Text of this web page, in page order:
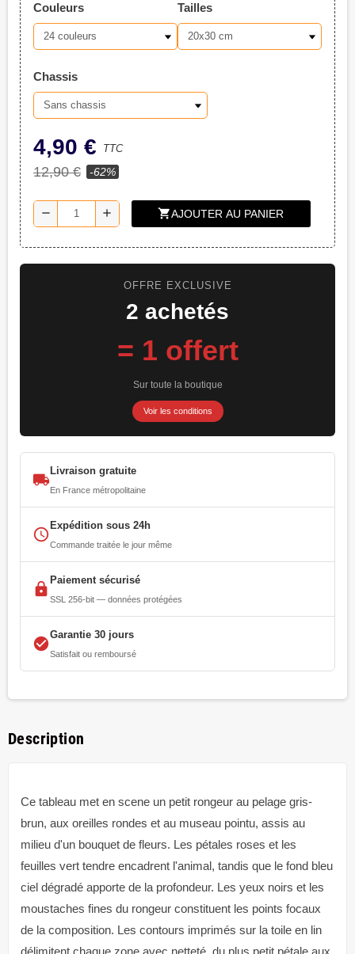
Couleurs Tailles
Chassis
4,90 € TTC
12,90 € -62%
remove add shopping_cartAJOUTER AU PANIER
OFFRE EXCLUSIVE
2 achetés
= 1 offert
Sur toute la boutique
Voir les conditions
local_shipping
Livraison gratuite
En France métropolitaine
access_time
Expédition sous 24h
Commande traitée le jour même
lock
Paiement sécurisé
SSL 256-bit — données protégées
check_circle
Garantie 30 jours
Satisfait ou remboursé
Description
Ce tableau met en scene un petit rongeur au pelage gris-
brun, aux oreilles rondes et au museau pointu, assis au
milieu d'un bouquet de fleurs. Les pétales roses et les
feuilles vert tendre encadrent l'animal, tandis que le fond bleu
ciel dégradé apporte de la profondeur. Les yeux noirs et les
moustaches fines du rongeur constituent les points focaux
de la composition. Les contours imprimés sur la toile en lin
délimitent chaque zone avec netteté, du plus petit pétale aux